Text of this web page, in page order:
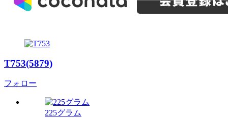
T753(5879)
フォロー
225グラム